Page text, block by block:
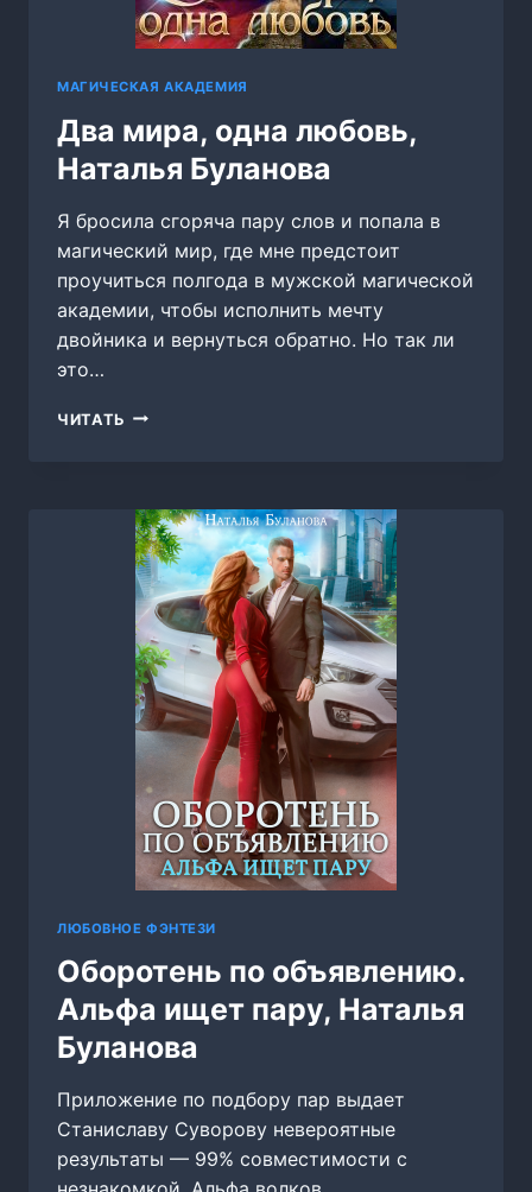
МАГИЧЕСКАЯ АКАДЕМИЯ
Два мира, одна любовь,
Наталья Буланова
Я бросила сгоряча пару слов и попала в
магический мир, где мне предстоит
проучиться полгода в мужской магической
академии, чтобы исполнить мечту
двойника и вернуться обратно. Но так ли
это…
ЧИТАТЬ ДВА
НАТАЛЬЯ
БУЛАНОВА
ЛЮБОВНОЕ ФЭНТЕЗИ
Оборотень по объявлению.
Альфа ищет пару, Наталья
Буланова
Приложение по подбору пар выдает
Станиславу Суворову невероятные
результаты — 99% совместимости с